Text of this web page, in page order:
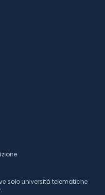
solo università telematiche